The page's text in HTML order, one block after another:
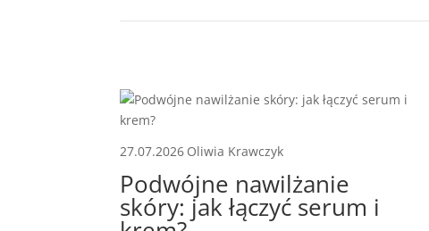
27.07.2026 Oliwia Krawczyk
Podwójne nawilżanie
skóry: jak łączyć serum i